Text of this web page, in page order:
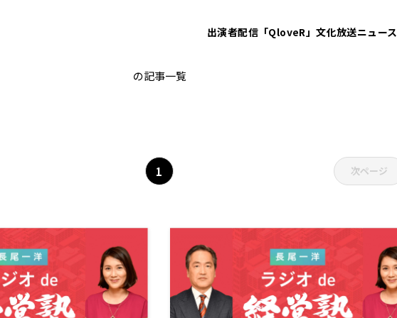
出演者配信「QloveR」文化放送ニュース
ビジネス書
の記事一覧
1 次ページ